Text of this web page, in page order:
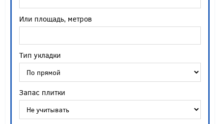
Или площадь, метров
Тип укладки
Запас плитки